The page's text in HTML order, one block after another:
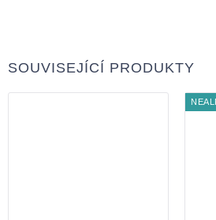
SOUVISEJÍCÍ PRODUKTY